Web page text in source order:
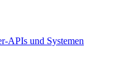
APIs und Systemen